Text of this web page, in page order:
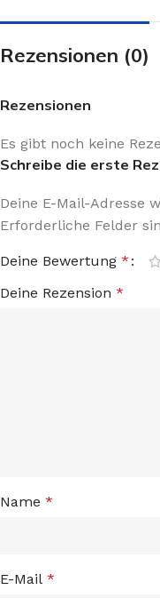
Rezensionen (0)
Rezensionen
Es gibt noch keine
Schreibe die erste
Deine E-Mail-Adresse
Erforderliche Felder
Deine Bewertung *
Deine Rezension *
Name *
E-Mail *